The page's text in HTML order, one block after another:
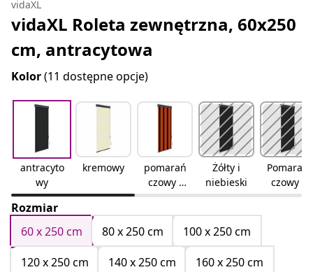
vidaXL
vidaXL Roleta zewnętrzna, 60x250
cm, antracytowa
Kolor(11 dostępne opcje)
antracyto
wy
kremowy
pomarań
czowy i
brązowy
Żółty i
niebieski
Pomarań
czowy i
biały
Rozmiar
60 x 250 cm
80 x 250 cm
100 x 250 cm
120 x 250 cm
140 x 250 cm
160 x 250 cm